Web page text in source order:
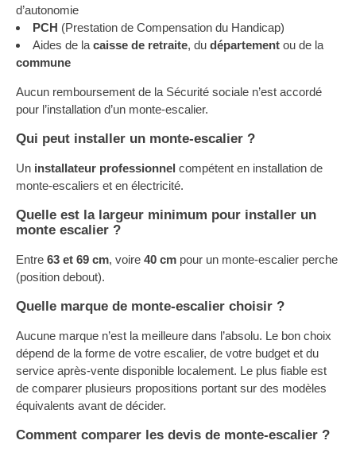
d’autonomie
PCH (Prestation de Compensation du Handicap)
Aides de la caisse de retraite, du département ou de la
commune
Aucun remboursement de la Sécurité sociale n’est accordé
pour l’installation d’un monte-escalier.
Qui peut installer un monte-escalier ?
Un installateur professionnel compétent en installation de
monte-escaliers et en électricité.
Quelle est la largeur minimum pour installer un
monte escalier ?
Entre 63 et 69 cm, voire 40 cm pour un monte-escalier perche
(position debout).
Quelle marque de monte-escalier choisir ?
Aucune marque n’est la meilleure dans l’absolu. Le bon choix
dépend de la forme de votre escalier, de votre budget et du
service après-vente disponible localement. Le plus fiable est
de comparer plusieurs propositions portant sur des modèles
équivalents avant de décider.
Comment comparer les devis de monte-escalier ?